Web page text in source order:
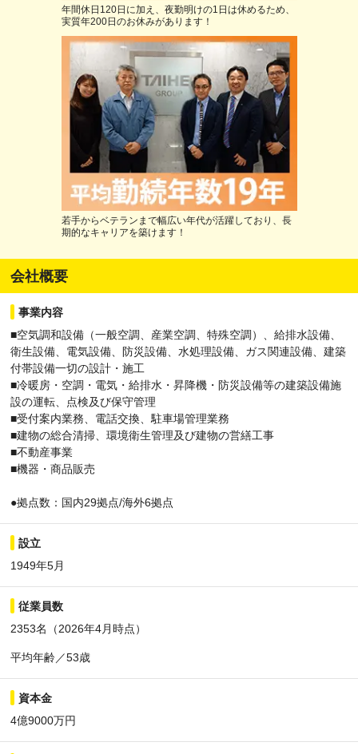
年間休日120日に加え、夜勤明けの1日は休めるため、
実質年200日のお休みがあります！
若手からベテランまで幅広い年代が活躍しており、長
期的なキャリアを築けます！
会社概要
事業内容
■空気調和設備（一般空調、産業空調、特殊空調）、給排水設備、
衛生設備、電気設備、防災設備、水処理設備、ガス関連設備、建築
付帯設備一切の設計・施工
■冷暖房・空調・電気・給排水・昇降機・防災設備等の建築設備施
設の運転、点検及び保守管理
■受付案内業務、電話交換、駐車場管理業務
■建物の総合清掃、環境衛生管理及び建物の営繕工事
■不動産事業
■機器・商品販売
●拠点数：国内29拠点/海外6拠点
設立
1949年5月
従業員数
2353名（2026年4月時点）
平均年齢／53歳
資本金
4億9000万円